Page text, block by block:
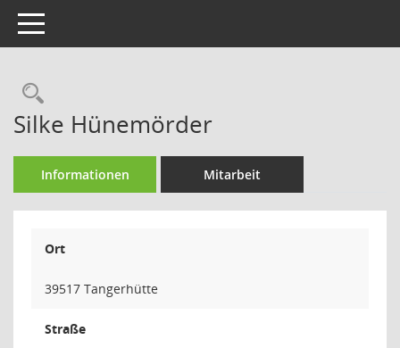
Toggle navigation
Rechercheauswahl
Silke Hünemörder
Informationen Mitarbeit
Ort
39517 Tangerhütte
Straße